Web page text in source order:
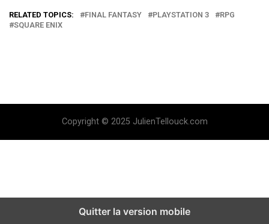
RELATED TOPICS: FINAL FANTASY PLAYSTATION 3
RPG
SQUARE ENIX
Copyright © 2025 JulienTellouck.com
Quitter la version mobile